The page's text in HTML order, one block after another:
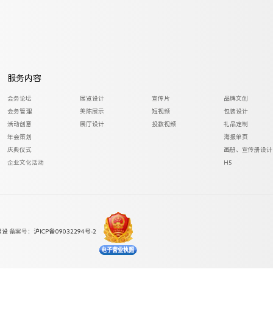
服务内容
会务论坛
会务管理
活动创意
年会策划
庆典仪式
企业文化活动
展览设计
美陈展示
展厅设计
宣传片
短视频
投教视频
品牌文创
包装设计
礼品定制
海报单页
画册、宣传册设计
H5
设 备案号： 沪ICP备09032294号-2